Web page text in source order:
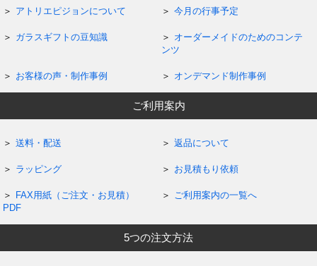
アトリエピジョンについて 今月の行事予定
ガラスギフトの豆知識
オーダーメイドのためのコンテ
ンツ
お客様の声・制作事例 オンデマンド制作事例
ご利用案内
送料・配送 返品について
ラッピング お見積もり依頼
FAX用紙（ご注文・お見積）
PDF
ご利用案内の一覧へ
5つの注文方法